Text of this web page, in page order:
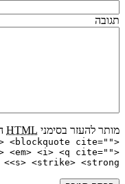
תגובה
מותר להעזר בסימני HTML
<blockquote cite="">
<em> <i> <q cite="">
<s> <strike> <strong>